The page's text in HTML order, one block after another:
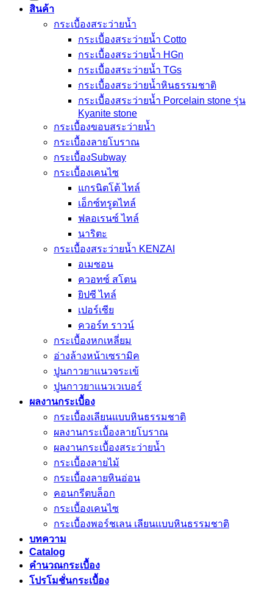
สินค้า
กระเบื้องสระว่ายนํ้า
กระเบื้องสระว่ายน้ำ Cotto
กระเบื้องสระว่ายน้ำ HGn
กระเบื้องสระว่ายน้ำ TGs
กระเบื้องสระว่ายน้ำหินธรรมชาติ
กระเบื้องสระว่ายนํ้า Porcelain stone รุ่น
Kyanite stone
กระเบื้องขอบสระว่ายน้ำ
กระเบื้องลายโบราณ
กระเบื้องSubway
กระเบื้องเคนไซ
แกรนิตโต้ ไทล์
เอ็กซ์ทรูดไทล์
ฟลอเรนซ์ ไทล์
นาริตะ
กระเบื้องสระว่ายน้ำ KENZAI
อเมซอน
ควอทซ์ สโตน
ยิปซี ไทล์
เปอร์เซีย
ควอร์ท ราวน์
กระเบื้องหกเหลี่ยม
อ่างล้างหน้าเซรามิค
ปูนกาวยาเเนวจระเข้
ปูนกาวยาเเนวเวเบอร์
ผลงานกระเบื้อง
กระเบื้องเลียนแบบหินธรรมชาติ
ผลงานกระเบื้องลายโบราณ
ผลงานกระเบื้องสระว่ายนํ้า
กระเบื้องลายไม้
กระเบื้องลายหินอ่อน
คอนกรีตบล็อก
กระเบื้องเคนไซ
กระเบื้องพอร์ชเลน เลียนเเบบหินธรรมชาติ
บทความ
Catalog
คำนวณกระเบื้อง
โปรโมชั่นกระเบื้อง